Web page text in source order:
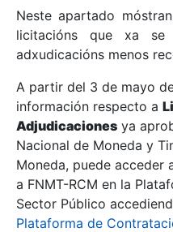
Mostrar/Ocultar
Mostrar/Ocultar
Mostrar/Ocultar
Neste apartado
licitacións que xa se
adxudicacións menos
A partir del 3 de mayo
información respecto a
Adjudicaciones ya
Nacional de Moneda y
Moneda, puede
a FNMT-RCM en la
Sector Público
Plataforma de